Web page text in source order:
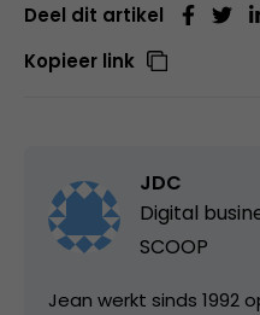
Deel dit artikel
Kopieer link
JDC
Digital
SCOOP
Jean werkt sinds 1992